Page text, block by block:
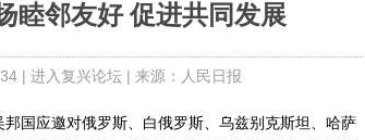
睦邻友好 促进共同发展
| 进入复兴论坛| 来源：人民日报
国应邀对俄罗斯、白俄罗斯、乌兹别克斯坦、哈萨